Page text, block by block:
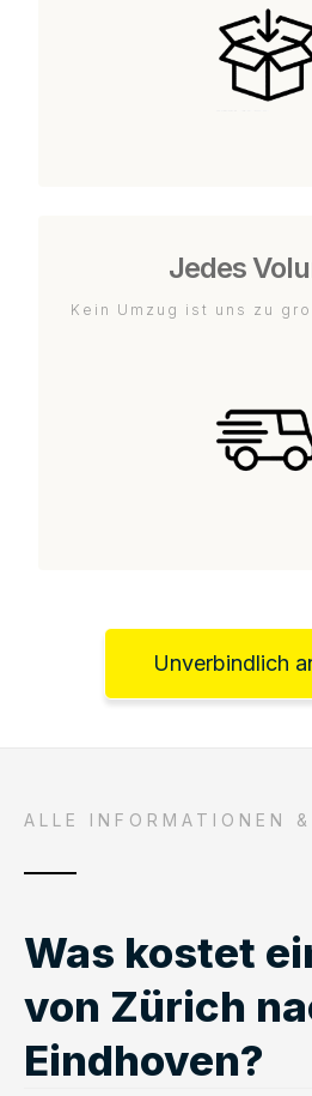
Jedes
Kein Umzug ist uns zu
Unverbindlich
ALLE INFORMATIONEN
Was kostet
von Zürich
Eindhoven?